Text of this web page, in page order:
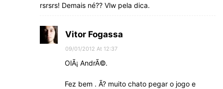
rsrsrs! Demais né?? Vlw pela dica.
Vitor Fogassa
09/01/2012 At 12:37
OlÃ¡ AndrÃ©.
Fez bem . Ã? muito chato pegar o jogo e